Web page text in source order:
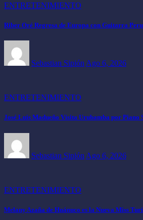
ENTRETENIMIENTO
Riber Oré Regresa de Europa con Guitarra
Sebastian Sipión Ago 6, 2026
ENTRETENIMIENTO
José Luis Madueño Visita Urubamba por Piano
Sebastian Sipión Ago 6, 2026
ENTRETENIMIENTO
Melany Azaña de Huánuco es la Nueva Miss